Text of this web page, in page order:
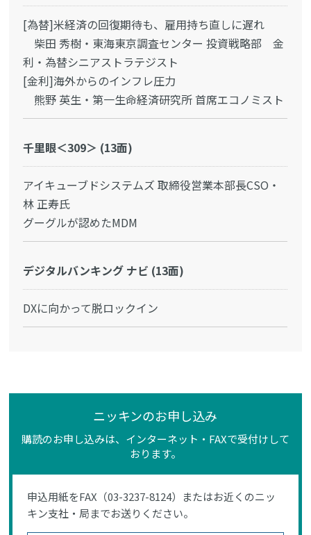
[為替]米経済の回復期待も、雇用持ち直しに遅れ
柴田 秀樹・東海東京調査センター 投資戦略部 金
利・為替シニアストラテジスト
[金利]海外からのインフレ圧力
熊野 英生・第一生命経済研究所 首席エコノミスト
千里眼＜309＞ (13面)
アイキューブドシステムズ 取締役営業本部長CSO・
林 正寿氏
グーグルが認めたMDM
デジタルバンキング ナビ (13面)
DXに向かって脱ロックイン
ニッキンのお申し込み
購読のお申し込みは、インターネット・FAXで受付けして
おります。
申込用紙をFAX（03-3237-8124）またはお近くのニッ
キン支社・局までお送りください。